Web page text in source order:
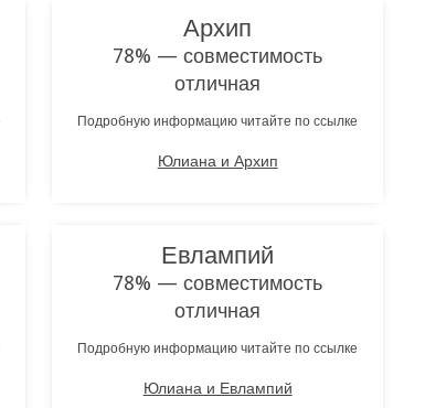
Архип
78% — совместимость
отличная
Подробную информацию читайте по ссылке
Юлиана и Архип
Евлампий
78% — совместимость
отличная
Подробную информацию читайте по ссылке
Юлиана и Евлампий